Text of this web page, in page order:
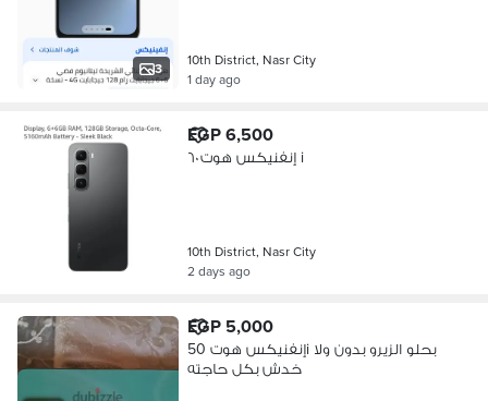
3
10th District, Nasr City
1 day ago
EGP 6,500
إنفنيكس هوت ٦٠ i
10th District, Nasr City
2 days ago
EGP 5,000
إنفنيكس هوت 50i بحلو الزيرو بدون ولا
خدش بكل حاجته